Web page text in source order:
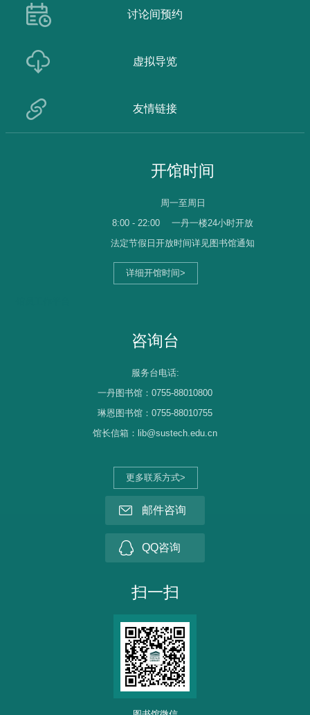
讨论间预约
虚拟导览
友情链接
开馆时间
详细开馆时间>
周一至周日
8:00 - 22:00
一丹一楼24小时开放
法定节假日开放时间详见图书馆通知
咨询台
更多联系方式>
服务台电话:
一丹图书馆：0755-88010800
琳恩图书馆：0755-88010755
馆长信箱：lib@sustech.edu.cn
邮件咨询
QQ咨询
扫一扫